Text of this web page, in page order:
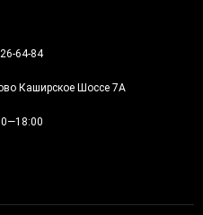
64-84
Каширское Шоссе 7А